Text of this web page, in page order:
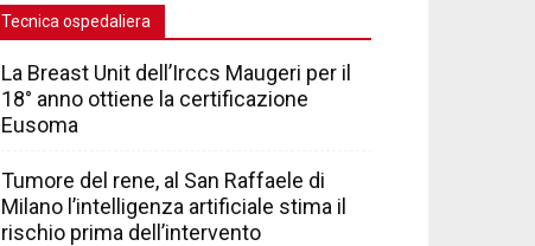
Tecnica ospedaliera
La Breast Unit dell’Irccs Maugeri per il
18° anno ottiene la certificazione
Eusoma
Tumore del rene, al San Raffaele di
Milano l’intelligenza artificiale stima il
rischio prima dell’intervento